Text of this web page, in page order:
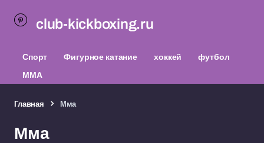
club-kickboxing.ru
Спорт Фигурное катание хоккей
футбол
ММА
Главная Мма
Мма